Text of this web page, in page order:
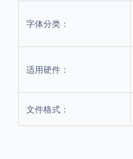
字体分类：
适用硬件：
文件格式：